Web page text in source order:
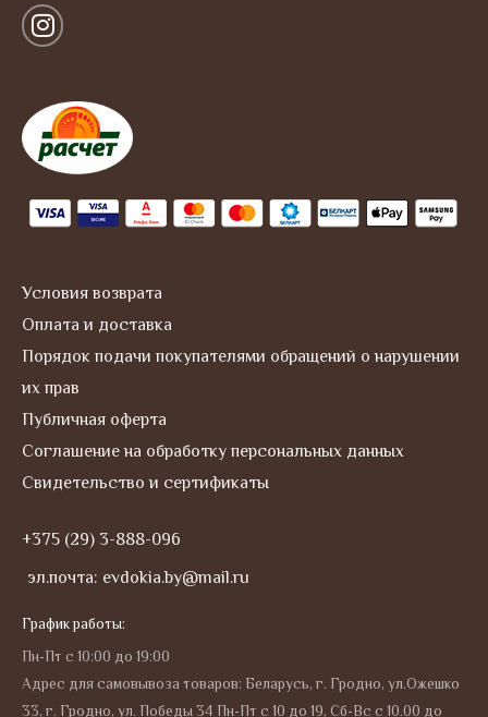
I
n
a
g
r
a
m
Условия возврата
Оплата и доставка
Порядок подачи покупателями обращений о нарушении
их прав
Публичная оферта
Соглашение на обработку персональных данных
Свидетельство и сертификаты
+375 (29) 3-888-096
эл.почта: evdokia.by@mail.ru
График работы:
Пн-Пт с 10:00 до 19:00
Адрес для самовывоза товаров: Беларусь, г. Гродно, ул.Ожешко
33, г. Гродно, ул. Победы 34 Пн-Пт с 10 до 19, Сб-Вс с 10.00 до